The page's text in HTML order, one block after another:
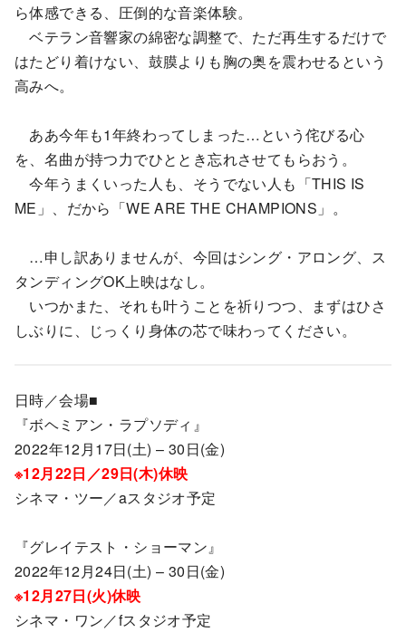
ら体感できる、圧倒的な音楽体験。
ベテラン音響家の綿密な調整で、ただ再生するだけで
はたどり着けない、鼓膜よりも胸の奥を震わせるという
高みへ。
ああ今年も1年終わってしまった…という侘びる心
を、名曲が持つ力でひととき忘れさせてもらおう。
今年うまくいった人も、そうでない人も「THIS IS
ME」、だから「WE ARE THE CHAMPIONS」。
…申し訳ありませんが、今回はシング・アロング、ス
タンディングOK上映はなし。
いつかまた、それも叶うことを祈りつつ、まずはひさ
しぶりに、じっくり身体の芯で味わってください。
日時／会場■
『ボヘミアン・ラプソディ』
2022年12月17日(土) – 30日(金)
※12月22日／29日(木)休映
シネマ・ツー／aスタジオ予定
『グレイテスト・ショーマン』
2022年12月24日(土) – 30日(金)
※12月27日(火)休映
シネマ・ワン／fスタジオ予定